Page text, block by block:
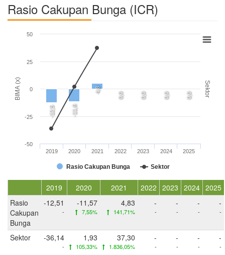
Rasio Cakupan Bunga (ICR)
BIMA (x) Sektor
-12,5 -11,6
4,8
0,0 0,0 0,0 0,0
Rasio Cakupan Bunga Sektor
2019 2020 2021 2022 2023 2024 2025
-50
-25
0
25
50
2019 2020 2021 2022 2023 2024 2025
Rasio
Cakupan
Bunga
-12,51
-
-11,57
7,55%
4,83
141,71%
-
-
-
-
-
-
-
-
Sektor -36,14
-
1,93
105,33%
37,30
1.836,05%
-
-
-
-
-
-
-
-